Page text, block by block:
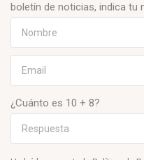
boletín de noticias, indica tu
¿Cuánto es 10 + 8?